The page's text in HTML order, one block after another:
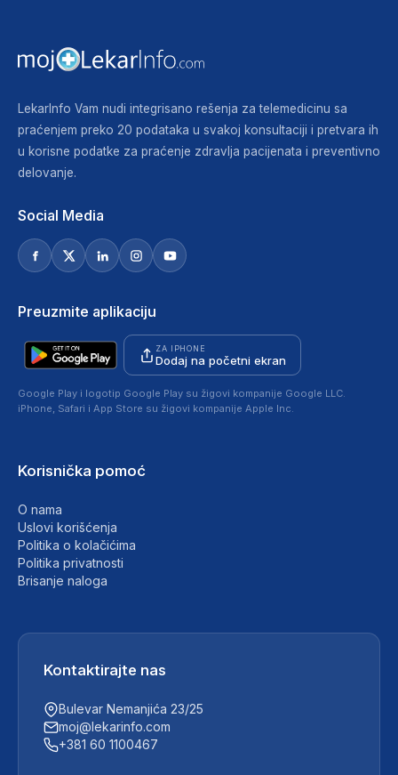
LekarInfo Vam nudi integrisano rešenja za telemedicinu sa
praćenjem preko 20 podataka u svakoj konsultaciji i pretvara ih
u korisne podatke za praćenje zdravlja pacijenata i preventivno
delovanje.
Social Media
Preuzmite aplikaciju
ZA IPHONE
Dodaj na početni ekran
Google Play i logotip Google Play su žigovi kompanije Google LLC.
iPhone, Safari i App Store su žigovi kompanije Apple Inc.
Korisnička pomoć
O nama
Uslovi korišćenja
Politika o kolačićima
Politika privatnosti
Brisanje naloga
Kontaktirajte nas
Bulevar Nemanjića 23/25
moj@lekarinfo.com
+381 60 1100467